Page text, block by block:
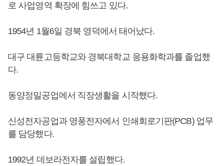
로 사업영역 확장에 힘쓰고 있다.
1954년 1월6일 경북 영덕에서 태어났다.
대구 대륜고등학교와 경북대학교 응용화학과를 졸업했
다.
동양정밀공업에서 직장생활을 시작했다.
신성전자공업과 영풍전자에서 인쇄회로기판(PCB) 업무
를 담당했다.
1992년 데보라전자를 설립했다.